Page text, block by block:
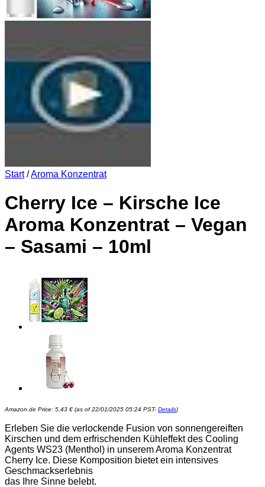
Start /Aroma Konzentrat
Cherry Ice – Kirsche Ice
Aroma Konzentrat – Vegan
– Sasami – 10ml
Amazon.de Price: 5,43 € (as of 22/01/2025 05:24 PST- Details)
Erleben Sie die verlockende Fusion von sonnengereiften
Kirschen und dem erfrischenden Kühleffekt des Cooling
Agents WS23 (Menthol) in unserem Aroma Konzentrat
Cherry Ice. Diese Komposition bietet ein intensives
Geschmackserlebnis
das Ihre Sinne belebt.